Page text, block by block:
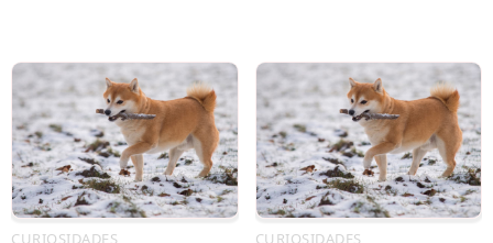
CURIOSIDADES CURIOSIDADES